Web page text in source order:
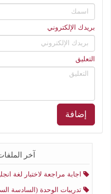
بريدك الإلكتروني
التعليق
إضافة
آخر
اجابة مراجعة لاختبار لغة انجليزية
تدريبات الوحدة (السادسة السابعة) لغة